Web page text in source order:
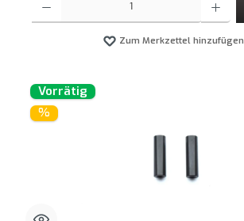
Zum Merkzettel hinzufügen
Vorrätig
%